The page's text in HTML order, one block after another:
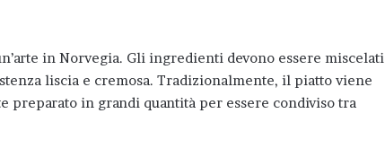
in Norvegia. Gli ingredienti devono essere miscelati
liscia e cremosa. Tradizionalmente, il piatto viene
preparato in grandi quantità per essere condiviso tra